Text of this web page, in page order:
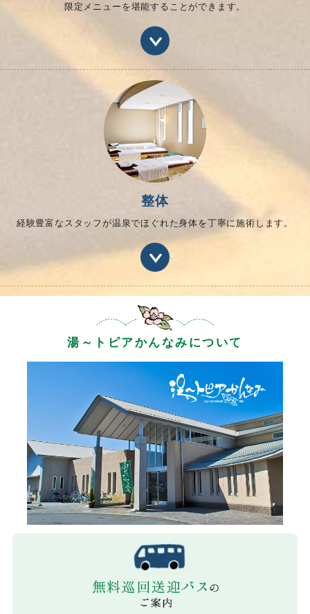
限定メニューを堪能することができます。
整体
経験豊富なスタッフが温泉でほぐれた身体を丁寧に施術します。
湯～トピアかんなみについて